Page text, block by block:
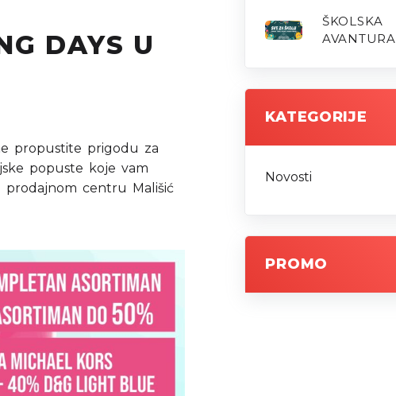
DAYS U
propustite prigodu za
popuste koje vam
centru Mališić
ŠKOLSKA
AVANTURA
KATEGORIJE
Novosti
PROMO